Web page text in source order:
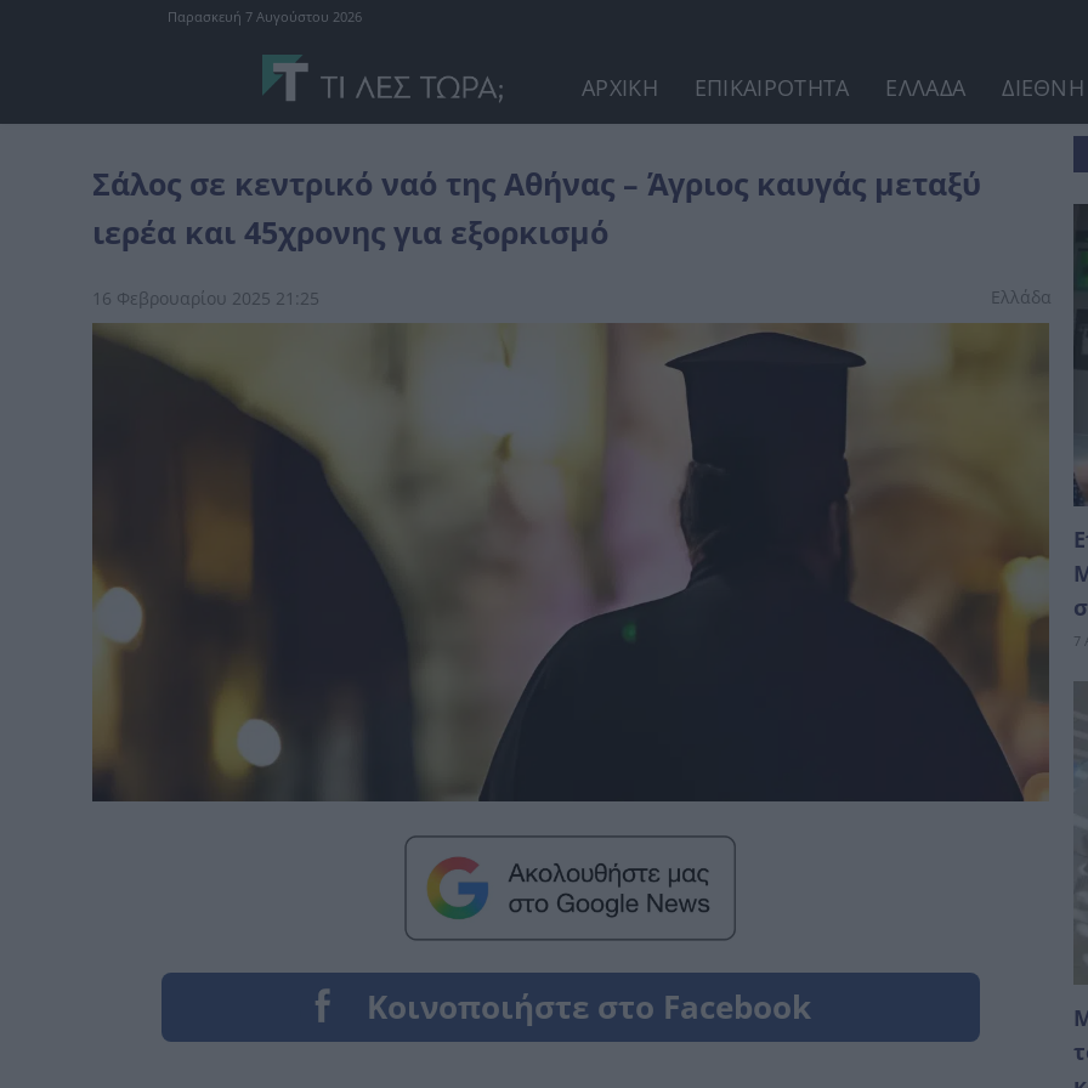
Παρασκευή 7 Αυγούστου 2026
ΑΡΧΙΚΗ ΕΠΙΚΑΙΡΟΤΗΤΑ ΕΛΛΑΔΑ ΔΙΕΘΝΗ
Σάλος σε κεντρικό ναό της Αθήνας – Άγριος καυγάς μεταξύ
ιερέα και 45χρονης για εξορκισμό
16 Φεβρουαρίου 2025 21:25 Ελλάδα
7